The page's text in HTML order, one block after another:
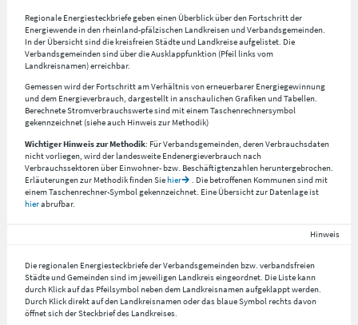
Regionale Energiesteckbriefe geben einen Überblick über den Fortschritt der
Energiewende in den rheinland-pfälzischen Landkreisen und Verbandsgemeinden.
In der Übersicht sind die kreisfreien Städte und Landkreise aufgelistet. Die
Verbandsgemeinden sind über die Ausklappfunktion (Pfeil links vom
Landkreisnamen) erreichbar.
Gemessen wird der Fortschritt am Verhältnis von erneuerbarer Energiegewinnung
und dem Energieverbrauch, dargestellt in anschaulichen Grafiken und Tabellen.
Berechnete Stromverbrauchswerte sind mit einem Taschenrechnersymbol
gekennzeichnet (siehe auch Hinweis zur Methodik)
Wichtiger Hinweis zur Methodik: Für Verbandsgemeinden, deren Verbrauchsdaten
nicht vorliegen, wird der landesweite Endenergieverbrauch nach
Verbrauchssektoren über Einwohner- bzw. Beschäftigtenzahlen heruntergebrochen.
Erläuterungen zur Methodik finden Siehier
. Die betroffenen Kommunen sind mit
einem Taschenrechner-Symbol gekennzeichnet. Eine Übersicht zur Datenlage ist
hierabrufbar.
Hinweis
Die regionalen Energiesteckbriefe der Verbandsgemeinden bzw. verbandsfreien
Städte und Gemeinden sind im jeweiligen Landkreis eingeordnet. Die Liste kann
durch Klick auf das Pfeilsymbol neben dem Landkreisnamen aufgeklappt werden.
Durch Klick direkt auf den Landkreisnamen oder das blaue Symbol rechts davon
öffnet sich der Steckbrief des Landkreises.